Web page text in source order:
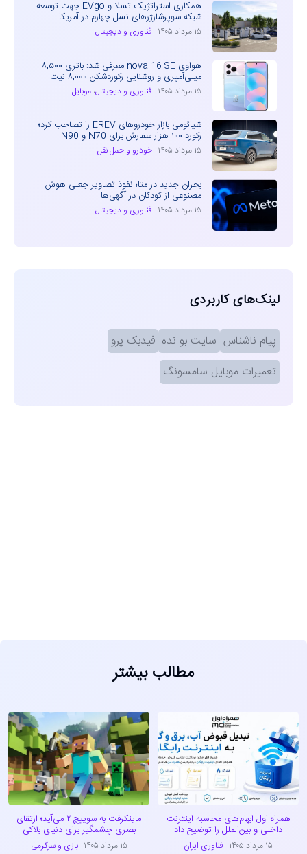
همکاری استراتژیک تسلا و EVgo جهت توسعه
شبکه سوپرشارژرهای نسل چهارم در آمریکا
۱۵ مرداد ۱۴۰۵ فناوری و دیجیتال
هواوی nova 16 SE معرفی شد: باتری ۸,۵۰۰
میلی‌آمپری و روشنایی رکوردشکن ۸,۰۰۰ نیت
۱۵ مرداد ۱۴۰۵ فناوری و دیجیتال، موبایل
شیائومی بازار خودروهای EREV را تصاحب کرد؛
رکورد ۱۰۰ هزار سفارش برای N70 و N90
۱۵ مرداد ۱۴۰۵ خودرو و حمل نقل
بحران جدید در متا؛ نفوذ تصاویر جعلی هوش
مصنوعی از کودکان در آگهی‌ها
۱۵ مرداد ۱۴۰۵ فناوری و دیجیتال
لینک‌های کاربردی
پیام ناشناس سایت بو نده فیدبک پرو
تعمیرات موبایل سامسونگ
مطالب بیشتر
همراه اول ابهام‌های محاسبه اینترنت
داخلی و بین‌الملل را توضیح داد
۱۵ مرداد ۱۴۰۵ فناوری ایران
ماینکرفت به سوییچ ۲ می‌آید؛ ارتقای
بصری چشمگیر برای دنیای بلاکی
۱۵ مرداد ۱۴۰۵ بازی و سرگرمی